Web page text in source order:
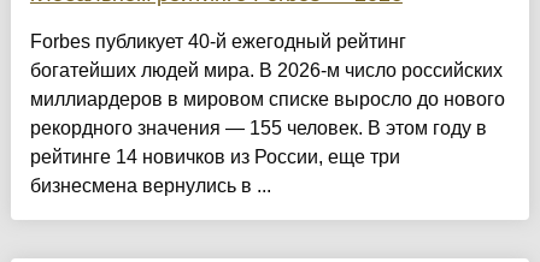
Forbes публикует 40-й ежегодный рейтинг
богатейших людей мира. В 2026-м число российских
миллиардеров в мировом списке выросло до нового
рекордного значения — 155 человек. В этом году в
рейтинге 14 новичков из России, еще три
бизнесмена вернулись в ...